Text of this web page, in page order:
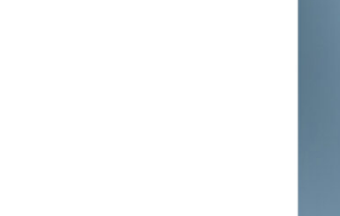
Importazioni
novità sulle